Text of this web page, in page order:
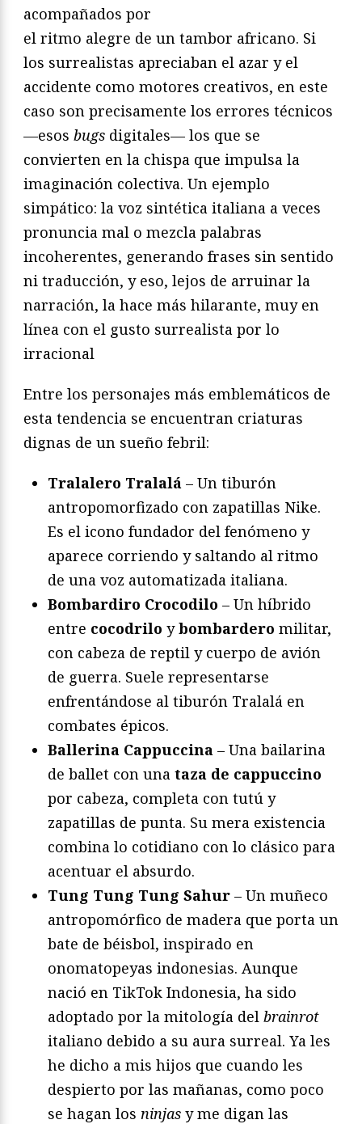
acompañados por
el ritmo alegre de un tambor africano. Si
los surrealistas apreciaban el azar y el
accidente como motores creativos, en este
caso son precisamente los errores técnicos
—esos bugs digitales— los que se
convierten en la chispa que impulsa la
imaginación colectiva. Un ejemplo
simpático: la voz sintética italiana a veces
pronuncia mal o mezcla palabras
incoherentes, generando frases sin sentido
ni traducción, y eso, lejos de arruinar la
narración, la hace más hilarante, muy en
línea con el gusto surrealista por lo
irracional
Entre los personajes más emblemáticos de
esta tendencia se encuentran criaturas
dignas de un sueño febril:
Tralalero Tralalá – Un tiburón
antropomorfizado con zapatillas Nike.
Es el icono fundador del fenómeno y
aparece corriendo y saltando al ritmo
de una voz automatizada italiana.
Bombardiro Crocodilo – Un híbrido
entre cocodrilo ybombardero militar,
con cabeza de reptil y cuerpo de avión
de guerra. Suele representarse
enfrentándose al tiburón Tralalá en
combates épicos.
Ballerina Cappuccina – Una bailarina
de ballet con una taza de cappuccino
por cabeza, completa con tutú y
zapatillas de punta. Su mera existencia
combina lo cotidiano con lo clásico para
acentuar el absurdo.
Tung Tung Tung Sahur – Un muñeco
antropomórfico de madera que porta un
bate de béisbol, inspirado en
onomatopeyas indonesias. Aunque
nació en TikTok Indonesia, ha sido
adoptado por la mitología del brainrot
italiano debido a su aura surreal. Ya les
he dicho a mis hijos que cuando les
despierto por las mañanas, como poco
se hagan los ninjas y me digan las